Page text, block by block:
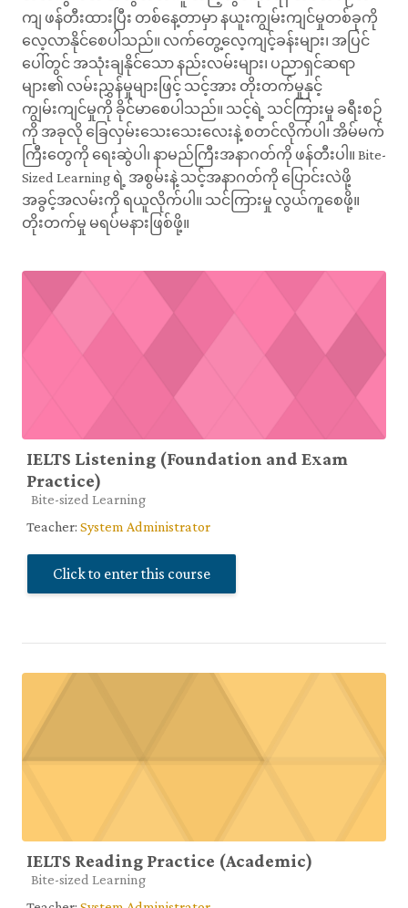
ကျ ဖန်တီးထားပြီး တစ်နေ့တာမှာ နယူးကျွမ်းကျင်မှုတစ်ခုကို
လေ့လာနိုင်စေပါသည်။ လက်တွေ့လေ့ကျင့်ခန်းများ၊ အပြင်
ပေါ်တွင် အသုံးချနိုင်သော နည်းလမ်းများ၊ ပညာရှင်ဆရာ
များ၏ လမ်းညွှန်မှုများဖြင့် သင့်အား တိုးတက်မှုနှင့်
ကျွမ်းကျင်မှုကို ခိုင်မာစေပါသည်။ သင့်ရဲ့ သင်ကြားမှု ခရီးစဉ်
ကို အခုလို ခြေလှမ်းသေးသေးလေးနဲ့ စတင်လိုက်ပါ၊ အိမ်မက်
ကြီးတွေကို ရေးဆွဲပါ၊ နာမည်ကြီးအနာဂတ်ကို ဖန်တီးပါ။ Bite-
Sized Learning ရဲ့ အစွမ်းနဲ့ သင့်အနာဂတ်ကို ပြောင်းလဲဖို့
အခွင့်အလမ်းကို ရယူလိုက်ပါ။ သင်ကြားမှု လွယ်ကူစေဖို့။
တိုးတက်မှု မရပ်မနားဖြစ်ဖို့။
IELTS Listening (Foundation and Exam
Practice)
Course category
Bite-sized Learning
Teacher: System Administrator
Click to enter this course
IELTS Reading Practice (Academic)
Course category
Bite-sized Learning